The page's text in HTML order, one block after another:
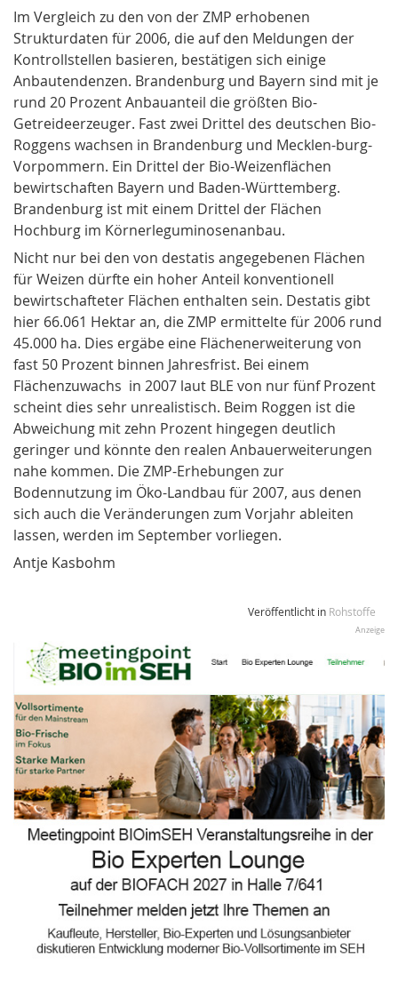
Im Vergleich zu den von der ZMP erhobenen
Strukturdaten für 2006, die auf den Meldungen der
Kontrollstellen basieren, bestätigen sich einige
Anbautendenzen. Brandenburg und Bayern sind mit je
rund 20 Prozent Anbauanteil die größten Bio-
Getreideerzeuger. Fast zwei Drittel des deutschen Bio-
Roggens wachsen in Brandenburg und Mecklen-burg-
Vorpommern. Ein Drittel der Bio-Weizenflächen
bewirtschaften Bayern und Baden-Württemberg.
Brandenburg ist mit einem Drittel der Flächen
Hochburg im Körnerleguminosenanbau.
Nicht nur bei den von destatis angegebenen Flächen
für Weizen dürfte ein hoher Anteil konventionell
bewirtschafteter Flächen enthalten sein. Destatis gibt
hier 66.061 Hektar an, die ZMP ermittelte für 2006 rund
45.000 ha. Dies ergäbe eine Flächenerweiterung von
fast 50 Prozent binnen Jahresfrist. Bei einem
Flächenzuwachs in 2007 laut BLE von nur fünf Prozent
scheint dies sehr unrealistisch. Beim Roggen ist die
Abweichung mit zehn Prozent hingegen deutlich
geringer und könnte den realen Anbauerweiterungen
nahe kommen. Die ZMP-Erhebungen zur
Bodennutzung im Öko-Landbau für 2007, aus denen
sich auch die Veränderungen zum Vorjahr ableiten
lassen, werden im September vorliegen.
Antje Kasbohm
Veröffentlicht in Rohstoffe
Anzeige